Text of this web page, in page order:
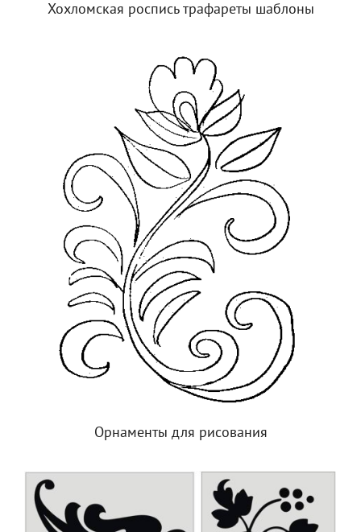
Хохломская роспись трафареты шаблоны
Орнаменты для рисования